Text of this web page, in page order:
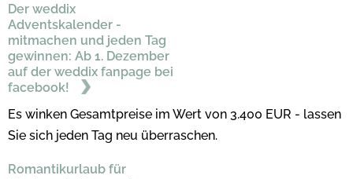
Der weddix
Adventskalender -
mitmachen und jeden Tag
gewinnen: Ab 1. Dezember
auf der weddix fanpage bei
facebook!
Es winken Gesamtpreise im Wert von 3.400 EUR - lassen
Sie sich jeden Tag neu überraschen.
Romantikurlaub für